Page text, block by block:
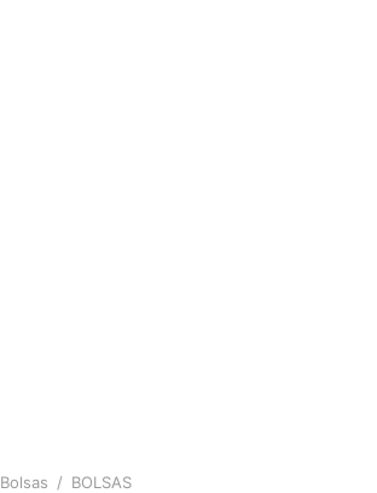
Bolsas / BOLSAS